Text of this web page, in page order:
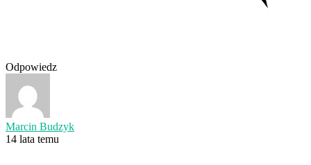
Odpowiedz
Marcin Budzyk
14 lata temu